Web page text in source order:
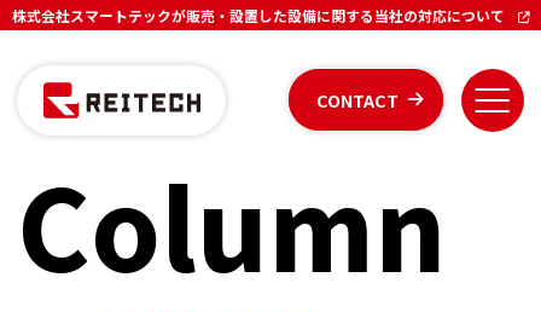
株式会社スマートテックが販売・設置した設備に関する当社の対応について
CONTACT
Column